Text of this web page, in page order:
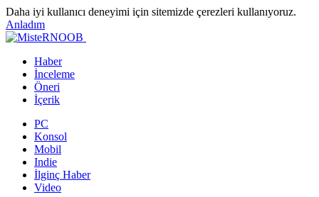
Daha iyi kullanıcı deneyimi için sitemizde çerezleri kullanıyoruz.
Anladım
Haber
İnceleme
Öneri
İçerik
PC
Konsol
Mobil
Indie
İlginç Haber
Video